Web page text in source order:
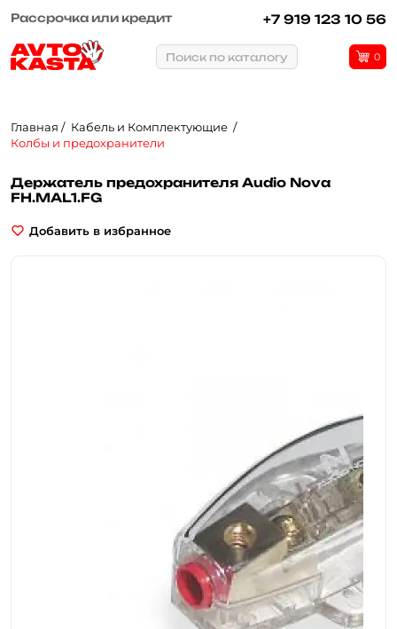
Рассрочка или кредит +7 919 123 10 56
Поиск по каталогу 0
Главная
Кабель и Комплектующие
Колбы и предохранители
Держатель предохранителя Audio Nova
FH.MAL1.FG
Добавить в избранное